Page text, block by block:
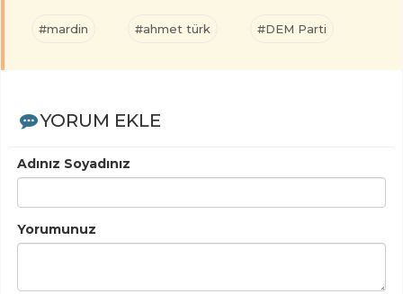
#mardin #ahmet türk #DEM Parti
YORUM EKLE
Adınız Soyadınız
Yorumunuz